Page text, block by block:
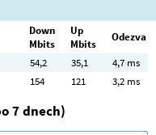
Down
Mbits
Up
Mbits
Odezva
54,2 35,1
4,7 ms
154 121 3,2 ms
7 dnech)